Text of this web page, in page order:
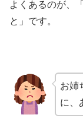
よくあるのが、
と」です。
お姉
に、